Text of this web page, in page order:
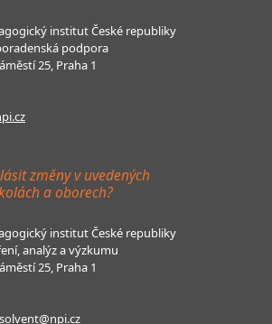
institut České republiky
podpora
25, Praha 1
změny v uvedených
a oborech?
institut České republiky
analýz a výzkumu
25, Praha 1